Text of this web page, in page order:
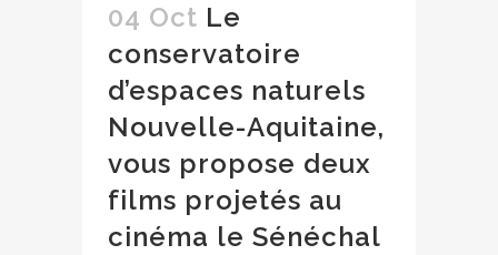
04 Oct Le
conservatoire
d’espaces naturels
Nouvelle-Aquitaine,
vous propose deux
films projetés au
cinéma le Sénéchal